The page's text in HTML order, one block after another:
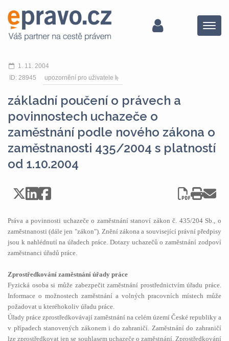
Menu
1. 11. 2004
ID: 28945
upozornění pro uživatele
základní poučení o právech a
povinnostech uchazeče o
zaměstnání podle nového zákona o
zaměstnanosti 435/2004 s platností
od 1.10.2004
Práva a povinnosti uchazeče o zaměstnání stanoví zákon č. 435/204 Sb., o
zaměstnanosti (dále jen "zákon"). Znění zákona a související právní předpisy
jsou k nahlédnutí na úřadech práce. Dotazy uchazečů o zaměstnání zodpoví
zaměstnanci úřadů práce.
Zprostředkování zaměstnání úřady práce
Fyzická osoba si může zabezpečit zaměstnání prostřednictvím úřadu práce.
Informace o možnostech zaměstnání a volných pracovních místech může
požadovat u kteréhokoliv úřadu práce.
Úřady práce zprostředkovávají zaměstnání na celém území České republiky a
v případech stanovených zákonem i do zahraničí. Zaměstnání do zahraničí
lze zprostředkovat jen se souhlasem uchazeče o zaměstnání. Zprostředkování